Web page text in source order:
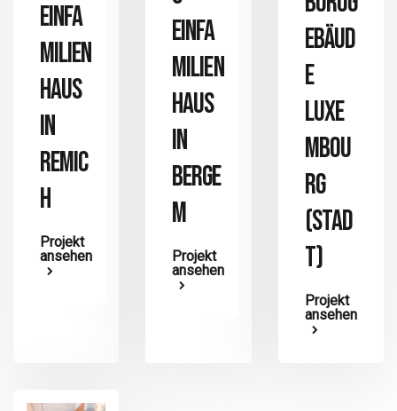
EINFA
MILIEN
HAUS
IN
REMIC
H
Projekt
ansehen
EINFA
MILIEN
HAUS
IN
BERGE
M
Projekt
ansehen
EBÄUD
E
LUXE
MBOU
RG
(STAD
T)
Projekt
ansehen